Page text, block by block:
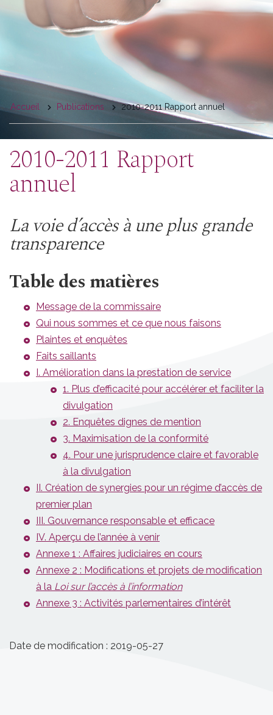
You
are
here
Accueil Publications 2010-2011 Rapport annuel
2010-2011 Rapport
annuel
La voie d’accès à une plus grande
transparence
Table des matières
Message de la commissaire
Qui nous sommes et ce que nous faisons
Plaintes et enquêtes
Faits saillants
I. Amélioration dans la prestation de service
1. Plus d’efficacité pour accélérer et faciliter la
divulgation
2. Enquêtes dignes de mention
3. Maximisation de la conformité
4. Pour une jurisprudence claire et favorable
à la divulgation
II. Création de synergies pour un régime d’accès de
premier plan
III. Gouvernance responsable et efficace
IV. Aperçu de l’année à venir
Annexe 1 : Affaires judiciaires en cours
Annexe 2 : Modifications et projets de modification
à la Loi sur l’accès à l’information
Annexe 3 : Activités parlementaires d’intérêt
Date de modification : 2019-05-27